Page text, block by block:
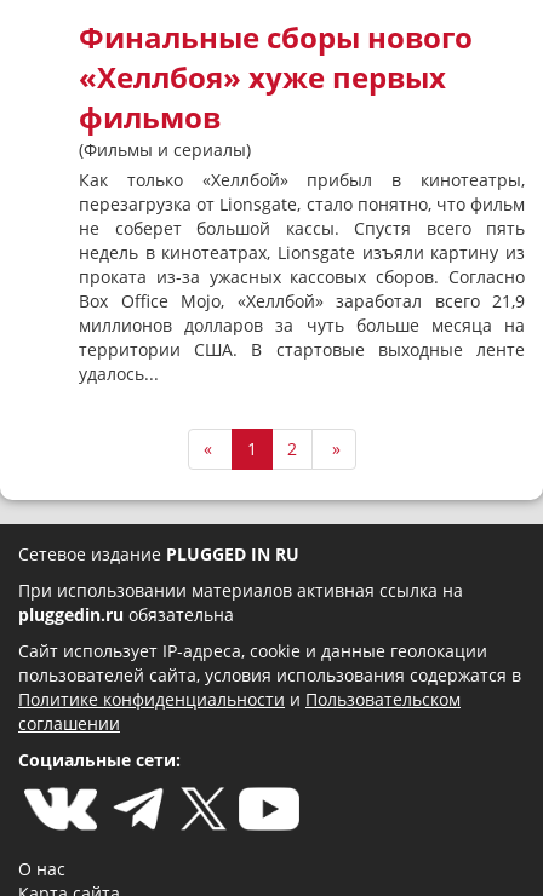
Финальные сборы нового
«Хеллбоя» хуже первых
фильмов
(Фильмы и сериалы)
Как только «Хеллбой» прибыл в кинотеатры,
перезагрузка от Lionsgate, стало понятно, что фильм
не соберет большой кассы. Спустя всего пять
недель в кинотеатрах, Lionsgate изъяли картину из
проката из-за ужасных кассовых сборов. Согласно
Box Office Mojo, «Хеллбой» заработал всего 21,9
миллионов долларов за чуть больше месяца на
территории США. В стартовые выходные ленте
удалось...
« 1 2 »
Сетевое издание PLUGGED IN RU
При использовании материалов активная ссылка на
pluggedin.ru обязательна
Сайт использует IP-адреса, cookie и данные геолокации
пользователей сайта, условия использования содержатся в
Политике конфиденциальности и Пользовательском
соглашении
Социальные сети:
О нас